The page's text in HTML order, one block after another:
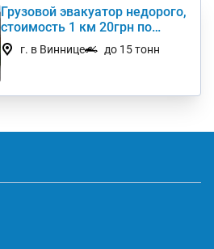
Грузовой эвакуатор недорого,
стоимость 1 км 20грн по
Украине
г. в Виннице до 15 тонн